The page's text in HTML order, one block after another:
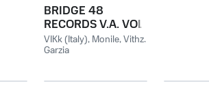
BRIDGE 48
RECORDS V.A. VOL
II
VIKk (Italy), Monile,Vithz,
Garzia